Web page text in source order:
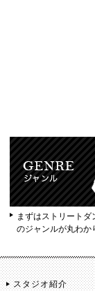
まずはストリート
のジャンルが丸わか
スタジオ紹介